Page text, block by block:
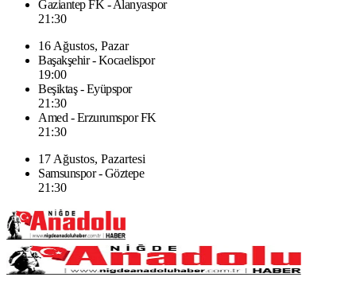
Gaziantep FK - Alanyaspor
21:30
16 Ağustos, Pazar
Başakşehir - Kocaelispor
19:00
Beşiktaş - Eyüpspor
21:30
Amed - Erzurumspor FK
21:30
17 Ağustos, Pazartesi
Samsunspor - Göztepe
21:30